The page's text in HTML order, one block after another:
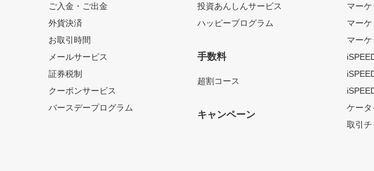
ご入金・ご出金
外貨決済
お取引時間
メールサービス
証券税制
クーポンサービス
バースデープログラム
投資あんしんサービス
ハッピープログラム
手数料
超割コース
キャンペーン
マー
マー
マー
ケータ
取引